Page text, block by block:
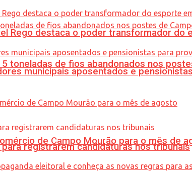
toneladas de fios abandonados nos
de Campo Mourão para o mês de
Rego destaca o poder transformador
municipais aposentados e
registrarem candidaturas nos tribunais